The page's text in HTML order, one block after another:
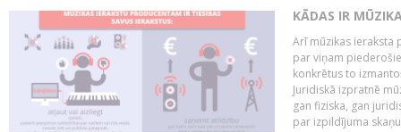
KĀDAS IR
Arī mūzikas ieraksta
par viņam
konkrētus to
Juridiskā izpratnē
gan fiziska, gan
par izpildījuma